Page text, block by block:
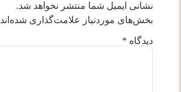
نشانی ایمیل شما منتشر نخواهد شد.
بخش‌های موردنیاز علامت‌گذاری شده‌اند
دیدگاه *